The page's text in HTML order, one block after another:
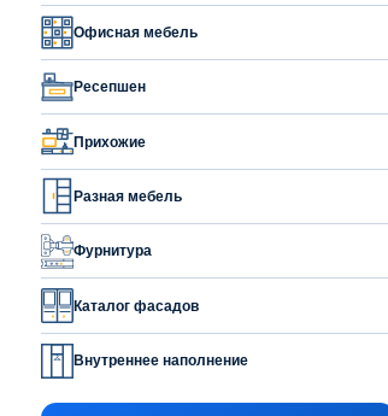
Офисная мебель
Ресепшен
Прихожие
Разная мебель
Фурнитура
Каталог фасадов
Внутреннее наполнение